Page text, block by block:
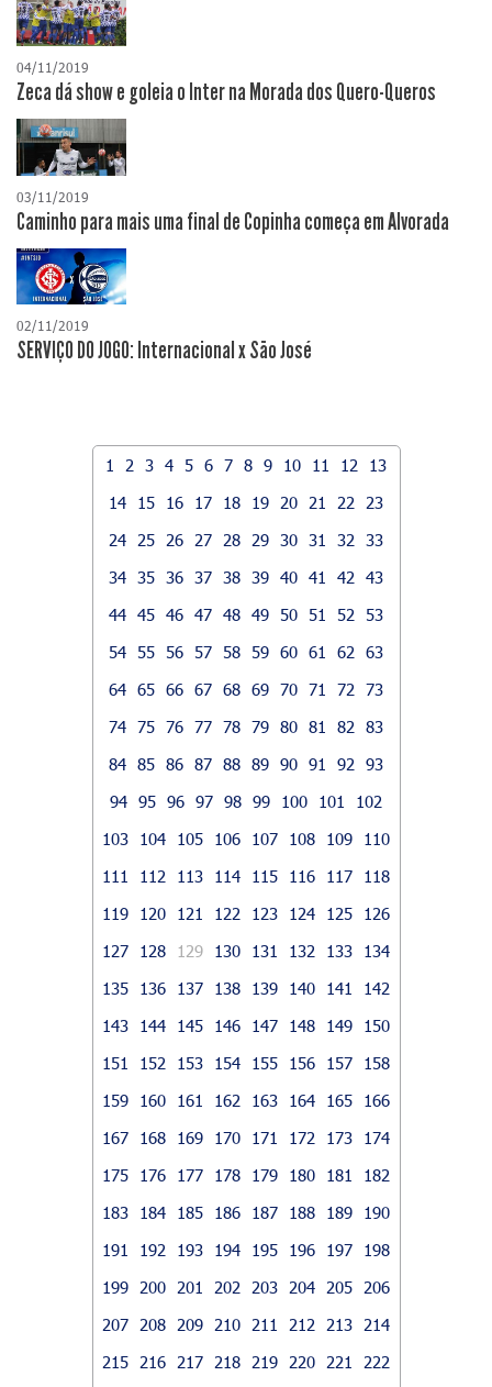
04/11/2019
Zeca dá show e goleia o Inter na Morada dos Quero-Queros
03/11/2019
Caminho para mais uma final de Copinha começa em Alvorada
02/11/2019
SERVIÇO DO JOGO: Internacional x São José
1 2 3 4 5 6 7 8 9 10 11 12
13
14
15 16 17 18 19 20 21 22
23
24
25 26 27 28 29 30 31 32
33
34 35 36 37 38 39 40 41 42
43
44 45 46 47 48 49 50 51 52
53
54 55 56 57 58 59 60 61 62
63
64 65 66 67 68 69 70 71 72
73
74 75 76 77 78 79 80 81 82
83
84 85 86 87 88 89 90 91 92
93
94 95 96 97 98 99 100 101
102
103
104 105 106 107 108 109
110
111
112 113 114 115 116 117
118
119
120 121 122 123 124 125
126
127
128 129 130 131 132 133
134
135
136 137 138 139 140 141
142
143
144 145 146 147 148 149
150
151
152 153 154 155 156 157
158
159
160 161 162 163 164 165
166
167
168 169 170 171 172 173
174
175
176 177 178 179 180 181
182
183
184 185 186 187 188 189
190
191
192 193 194 195 196 197
198
199
200 201 202 203 204 205
206
207
208 209 210 211 212 213
214
215
216 217 218 219 220 221
222